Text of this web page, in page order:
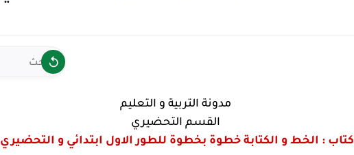
مدونة التربية و التعليم
القسم التحضيري
كتاب : الخط و الكتابة خطوة بخطوة للطور الاول ابتدائي و التحضيري